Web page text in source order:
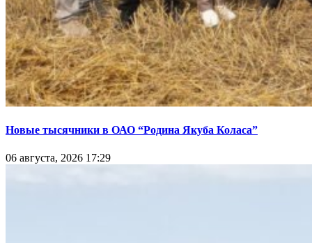
Новые тысячники в ОАО “Родина Якуба Коласа”
06 августа, 2026 17:29